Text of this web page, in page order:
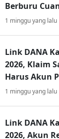
Berburu
1 minggu yang lalu
Link DANA
2026, Klaim
Harus Akun
1 minggu yang lalu
Link DANA
2026, Akun